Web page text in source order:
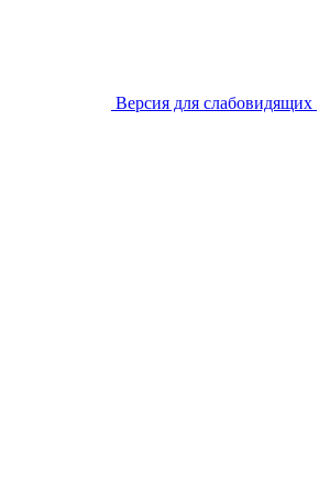
Версия для слабовидящих